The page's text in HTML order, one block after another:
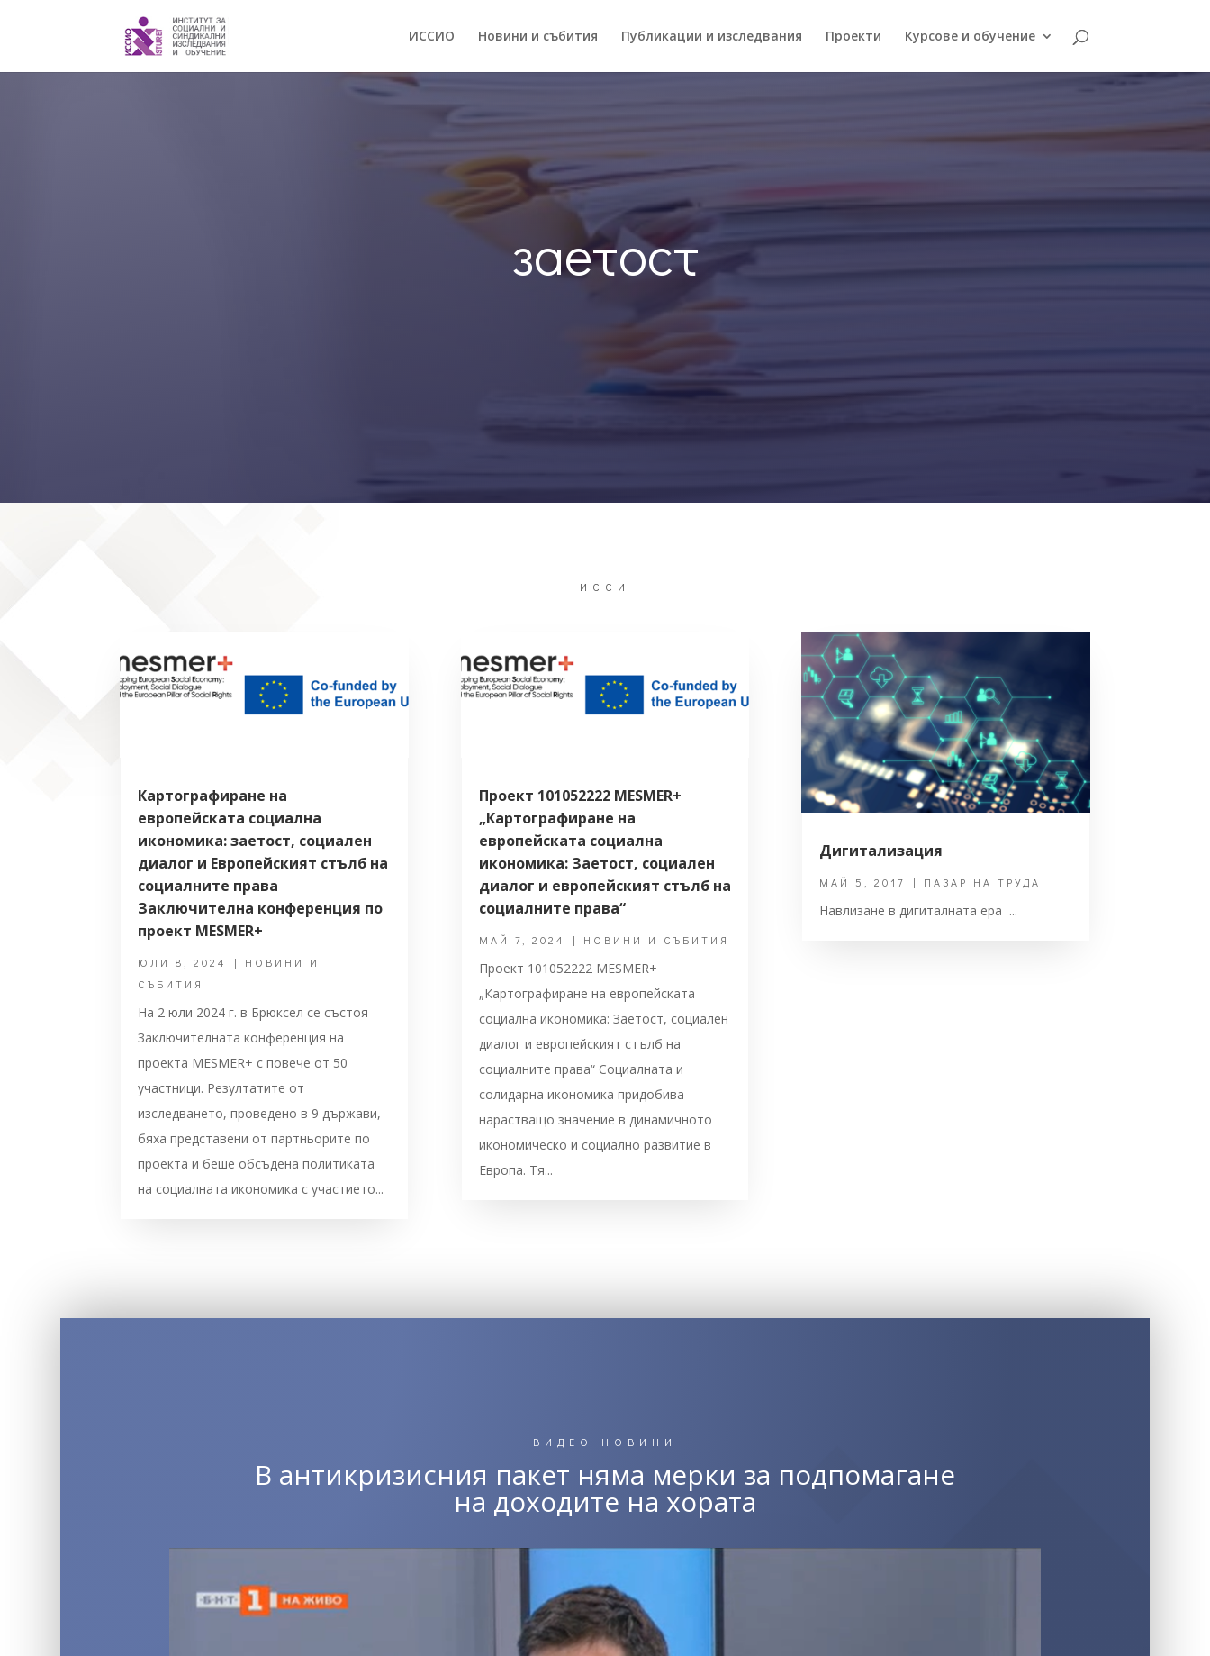
ИССИO Новини и събития Публикации и изследвания Проекти Курсове и обучение
заетост
ИССИ
Картографиране на
европейската социална
икономика: заетост, социален
диалог и Европейският стълб на
социалните права
Заключителна конференция по
проект MESMER+
ЮЛИ 8, 2024 | НОВИНИ И
СЪБИТИЯ
На 2 юли 2024 г. в Брюксел се състоя
Заключителната конференция на
проекта MESMER+ с повече от 50
участници. Резултатите от
изследването, проведено в 9 държави,
бяха представени от партньорите по
проекта и беше обсъдена политиката
на социалната икономика с участието...
Проект 101052222 MESMER+
„Картографиране на
европейската социална
икономика: Заетост, социален
диалог и европейският стълб на
социалните права“
МАЙ 7, 2024 | НОВИНИ И СЪБИТИЯ
Проект 101052222 MESMER+
„Картографиране на европейската
социална икономика: Заетост, социален
диалог и европейският стълб на
социалните права“ Социалната и
солидарна икономика придобива
нарастващо значение в динамичното
икономическо и социално развитие в
Европа. Тя...
Дигитализация
МАЙ 5, 2017 | ПАЗАР НА ТРУДА
Навлизане в дигиталната ера ...
ВИДЕО НОВИНИ
В антикризисния пакет няма мерки за подпомагане
на доходите на хората